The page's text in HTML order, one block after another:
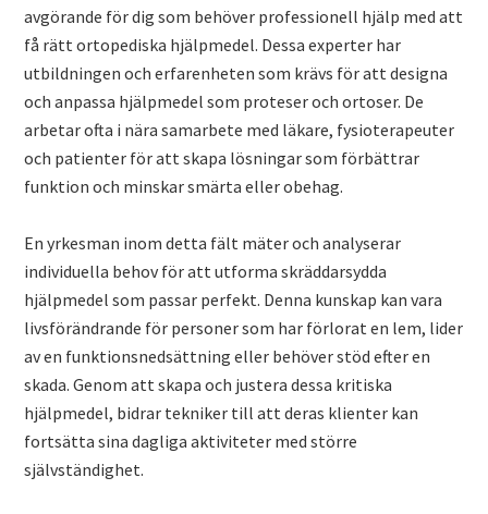
avgörande för dig som behöver professionell hjälp med att
få rätt ortopediska hjälpmedel. Dessa experter har
utbildningen och erfarenheten som krävs för att designa
och anpassa hjälpmedel som proteser och ortoser. De
arbetar ofta i nära samarbete med läkare, fysioterapeuter
och patienter för att skapa lösningar som förbättrar
funktion och minskar smärta eller obehag.
En yrkesman inom detta fält mäter och analyserar
individuella behov för att utforma skräddarsydda
hjälpmedel som passar perfekt. Denna kunskap kan vara
livsförändrande för personer som har förlorat en lem, lider
av en funktionsnedsättning eller behöver stöd efter en
skada. Genom att skapa och justera dessa kritiska
hjälpmedel, bidrar tekniker till att deras klienter kan
fortsätta sina dagliga aktiviteter med större
självständighet.